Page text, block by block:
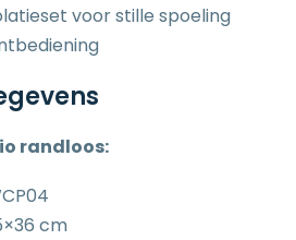
voor stille spoeling
randloos:
cm